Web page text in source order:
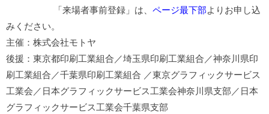
「来場者事前登録」は、 ページ最下部よりお申し込
みください。
主催：株式会社モトヤ
後援：東京都印刷工業組合／埼玉県印刷工業組合／神奈川県印
刷工業組合／千葉県印刷工業組合 ／東京グラフィックサービス
工業会／日本グラフィックサービス工業会神奈川県支部／日本
グラフィックサービス工業会千葉県支部